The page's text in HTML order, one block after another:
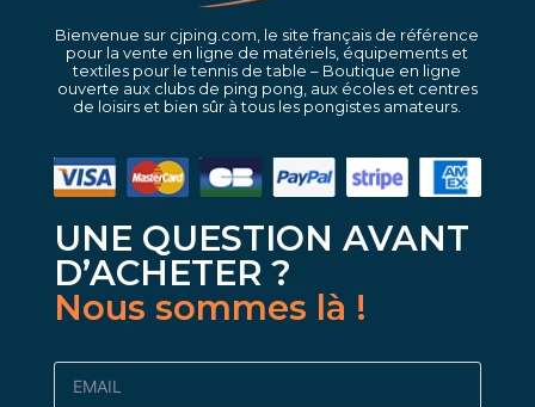
Bienvenue sur cjping.com, le site français de référence
pour la vente en ligne de matériels, équipements et
textiles pour le tennis de table – Boutique en ligne
ouverte aux clubs de ping pong, aux écoles et centres
de loisirs et bien sûr à tous les pongistes amateurs.
UNE QUESTION AVANT
D’ACHETER ?
Nous sommes là !